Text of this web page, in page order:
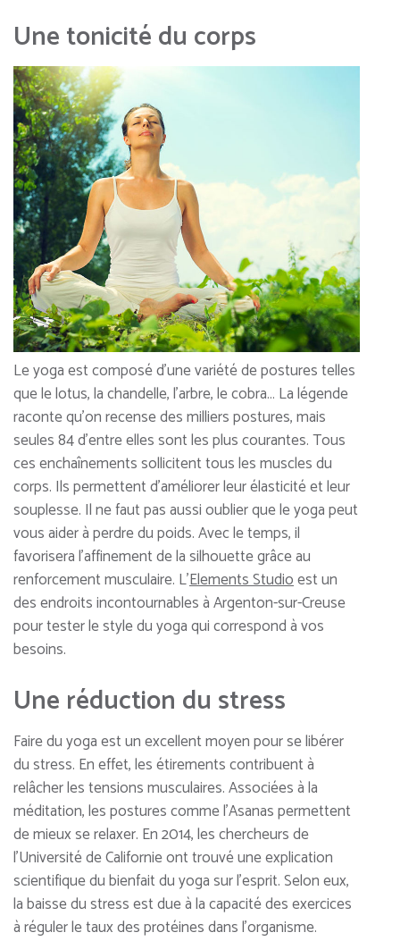
Une tonicité du corps
Le yoga est composé d’une variété de postures telles
que le lotus, la chandelle, l’arbre, le cobra… La légende
raconte qu’on recense des milliers postures, mais
seules 84 d’entre elles sont les plus courantes. Tous
ces enchaînements sollicitent tous les muscles du
corps. Ils permettent d’améliorer leur élasticité et leur
souplesse. Il ne faut pas aussi oublier que le yoga peut
vous aider à perdre du poids. Avec le temps, il
favorisera l’affinement de la silhouette grâce au
renforcement musculaire. L’Elements Studioest un
des endroits incontournables à Argenton-sur-Creuse
pour tester le style du yoga qui correspond à vos
besoins.
Une réduction du stress
Faire du yoga est un excellent moyen pour se libérer
du stress. En effet, les étirements contribuent à
relâcher les tensions musculaires. Associées à la
méditation, les postures comme l’Asanas permettent
de mieux se relaxer. En 2014, les chercheurs de
l’Université de Californie ont trouvé une explication
scientifique du bienfait du yoga sur l’esprit. Selon eux,
la baisse du stress est due à la capacité des exercices
à réguler le taux des protéines dans l’organisme.